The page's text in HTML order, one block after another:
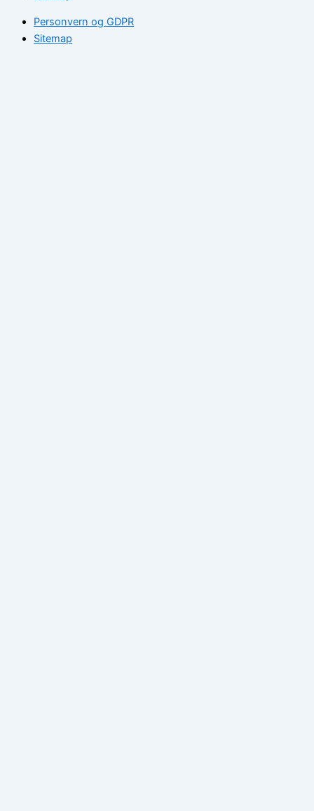
Personvern og GDPR
Sitemap